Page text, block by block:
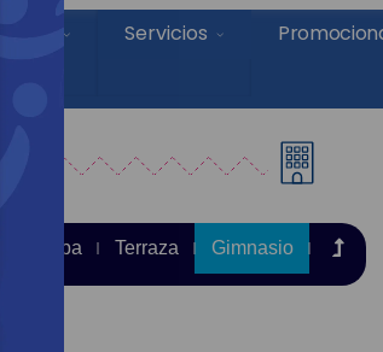
Servicios
Spa Terraza Gimnasio